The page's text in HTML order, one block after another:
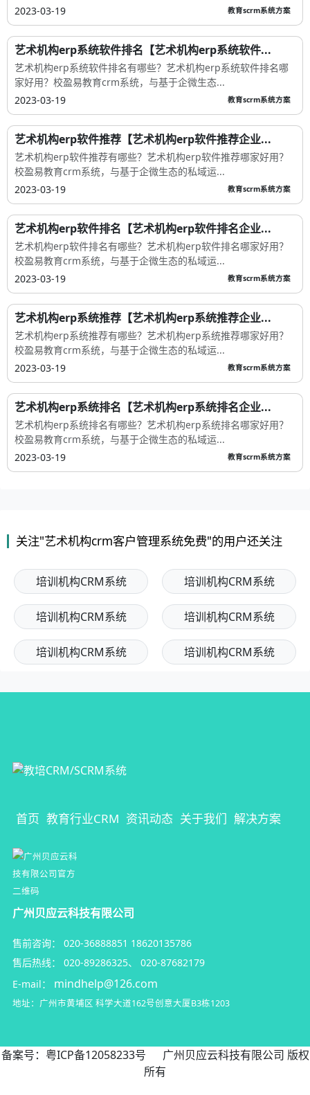
2023-03-19
教育scrm系统方案
艺术机构erp系统软件排名【艺术机构erp系统软件...
艺术机构erp系统软件排名有哪些？艺术机构erp系统软件排名哪
家好用？校盈易教育crm系统，与基于企微生态...
2023-03-19
教育scrm系统方案
艺术机构erp软件推荐【艺术机构erp软件推荐企业...
艺术机构erp软件推荐有哪些？艺术机构erp软件推荐哪家好用？
校盈易教育crm系统，与基于企微生态的私域运...
2023-03-19
教育scrm系统方案
艺术机构erp软件排名【艺术机构erp软件排名企业...
艺术机构erp软件排名有哪些？艺术机构erp软件排名哪家好用？
校盈易教育crm系统，与基于企微生态的私域运...
2023-03-19
教育scrm系统方案
艺术机构erp系统推荐【艺术机构erp系统推荐企业...
艺术机构erp系统推荐有哪些？艺术机构erp系统推荐哪家好用？
校盈易教育crm系统，与基于企微生态的私域运...
2023-03-19
教育scrm系统方案
艺术机构erp系统排名【艺术机构erp系统排名企业...
艺术机构erp系统排名有哪些？艺术机构erp系统排名哪家好用？
校盈易教育crm系统，与基于企微生态的私域运...
2023-03-19
教育scrm系统方案
关注"艺术机构crm客户管理系统免费"的用户还关注
培训机构CRM系统 培训机构CRM系统
培训机构CRM系统 培训机构CRM系统
培训机构CRM系统 培训机构CRM系统
首页 教育行业CRM 资讯动态 关于我们 解决方案
广州贝应云科技有限公司
售前咨询： 020-36888851 18620135786
售后热线：
020-89286325、 020-87682179
E-mail：
mindhelp@126.com
地址：广州市黄埔区 科学大道162号创意大厦B3栋1203
备案号： 粤ICP备12058233号 广州贝应云科技有限公司 版权
所有